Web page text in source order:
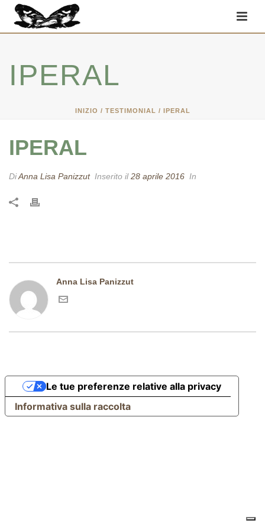
IPERAL
INIZIO / TESTIMONIAL / IPERAL
IPERAL
DiAnna Lisa Panizzut Inserito il28 aprile 2016 In
Anna Lisa Panizzut
Informativa sulla raccolta
Le tue preferenze relative alla privacy